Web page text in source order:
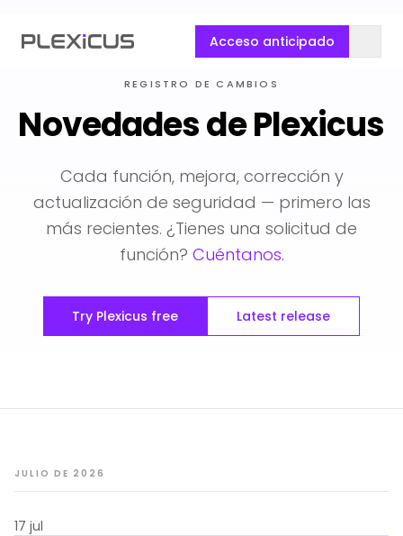
Acceso anticipado
REGISTRO DE CAMBIOS
Novedades de Plexicus
Cada función, mejora, corrección y
actualización de seguridad — primero las
más recientes. ¿Tienes una solicitud de
función? Cuéntanos.
Try Plexicus free Latest release
JULIO DE 2026
17 jul